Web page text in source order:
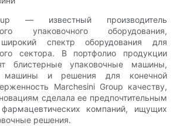
— известный производитель
упаковочного оборудования,
спектр оборудования для
сектора. В портфолио продукции
блистерные упаковочные машины,
машины и решения для конечной
Marchesini Group качеству,
сделала ее предпочтительным
компаний, ищущих
решения.